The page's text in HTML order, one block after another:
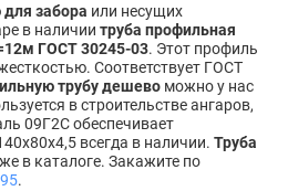
забора или несущих
в наличии труба профильная
ГОСТ 30245-03. Этот профиль
Соответствует ГОСТ
трубу дешево можно у нас
в строительстве ангаров,
09Г2С обеспечивает
всегда в наличии. Труба
в каталоге. Закажите по
.